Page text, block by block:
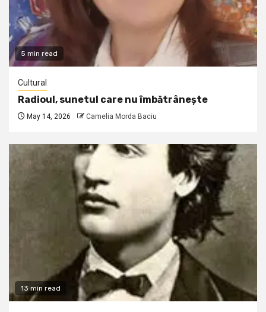
5 min read
Cultural
Radioul, sunetul care nu îmbătrânește
May 14, 2026 Camelia Morda Baciu
13 min read